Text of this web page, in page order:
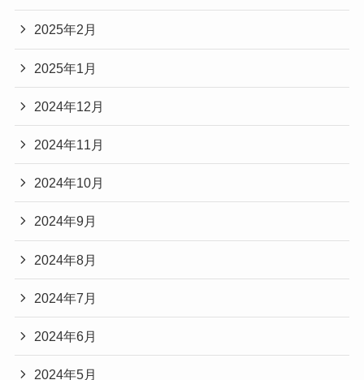
2025年2月
2025年1月
2024年12月
2024年11月
2024年10月
2024年9月
2024年8月
2024年7月
2024年6月
2024年5月